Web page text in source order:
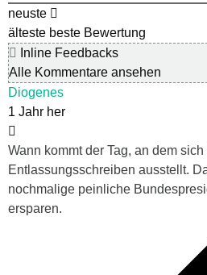
neuste
älteste beste Bewertung
Inline Feedbacks
Alle Kommentare ansehen
Diogenes
1 Jahr her
Wann kommt der Tag, an dem
Entlassungsschreiben ausstellt.
nochmalige peinliche
ersparen.